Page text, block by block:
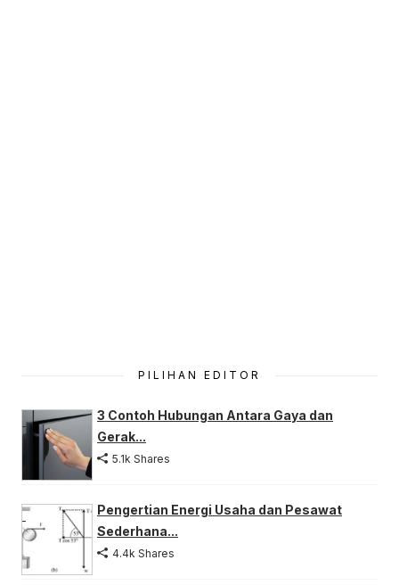
PILIHAN EDITOR
3 Contoh Hubungan Antara Gaya dan
Gerak...
5.1k Shares
Pengertian Energi Usaha dan Pesawat
Sederhana...
4.4k Shares